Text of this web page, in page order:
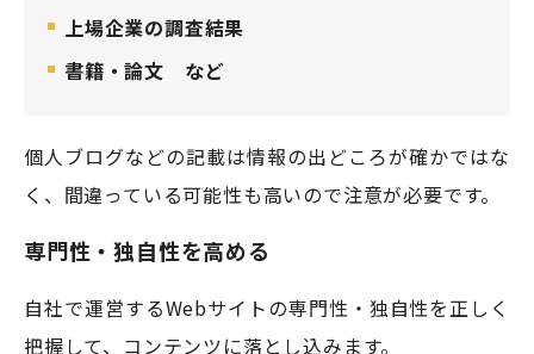
上場企業の調査結果
書籍・論文 など
個人ブログなどの記載は情報の出どころが確かではな
く、間違っている可能性も高いので注意が必要です。
専門性・独自性を高める
自社で運営するWebサイトの専門性・独自性を正しく
把握して、コンテンツに落とし込みます。